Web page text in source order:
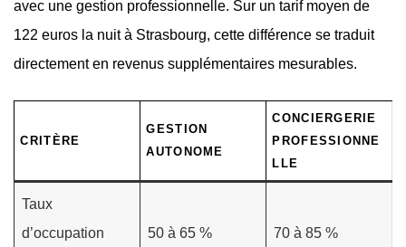
avec une gestion professionnelle. Sur un tarif moyen de
122 euros la nuit à Strasbourg, cette différence se traduit
directement en revenus supplémentaires mesurables.
CRITÈRE
GESTION
AUTONOME
CONCIERGERIE
PROFESSIONNE
LLE
Taux
d’occupation
50 à 65 % 70 à 85 %